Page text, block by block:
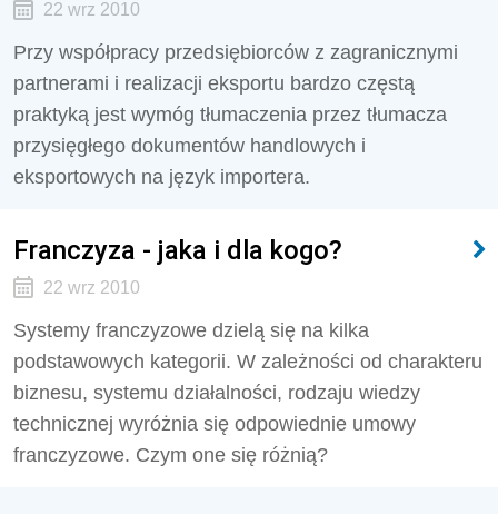
22 wrz 2010
Przy współpracy przedsiębiorców z zagranicznymi
partnerami i realizacji eksportu bardzo częstą
praktyką jest wymóg tłumaczenia przez tłumacza
przysięgłego dokumentów handlowych i
eksportowych na język importera.
Franczyza - jaka i dla kogo?
22 wrz 2010
Systemy franczyzowe dzielą się na kilka
podstawowych kategorii. W zależności od charakteru
biznesu, systemu działalności, rodzaju wiedzy
technicznej wyróżnia się odpowiednie umowy
franczyzowe. Czym one się różnią?